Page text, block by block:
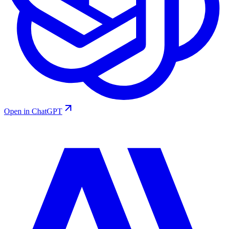
Open in ChatGPT